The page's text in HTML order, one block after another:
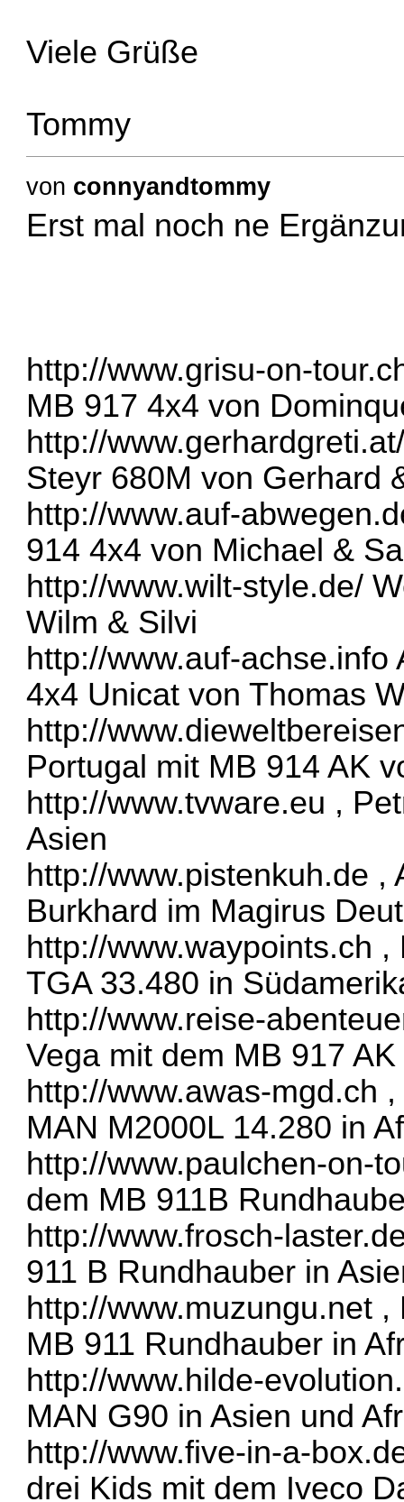
Viele Grüße
Tommy
von connyandtommy
Erst mal noch ne
http://www.grisu-on-
MB 917 4x4 von
http://
Steyr 680M von Gerhard
http://www.auf-
914 4x4 von Michael &
http://www.wilt-style.de/
Wilm & Silvi
http://www.auf-achse.info
4x4 Unicat von Thomas
http://
Portugal mit MB 914 AK
http://www.tvware.eu ,
Asien
http://www.pistenkuh.de ,
Burkhard im Magirus
http://www.waypoints.ch ,
TGA 33.480 in
http://www.reise-
Vega mit dem MB 917
http://www.awas-mgd.ch
MAN M2000L 14.280 in
http://www.paulchen-on-
dem MB 911B
http://www.frosch-
911 B Rundhauber in
http://www.muzungu.net ,
MB 911 Rundhauber in
http://www.hilde-
MAN G90 in Asien und
http://www.five-in-a-
drei Kids mit dem Iveco